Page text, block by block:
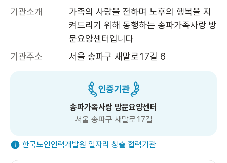
기관소개
가족의 사랑을 전하며 노후의 행복을 지
켜드리기 위해 동행하는 송파가족사랑 방
문요양센터입니다
기관주소
서울 송파구 새말로17길 6
송파가족사랑 방문요양센터
서울 송파구 새말로17길
한국노인인력개발원 일자리 창출 협력기관